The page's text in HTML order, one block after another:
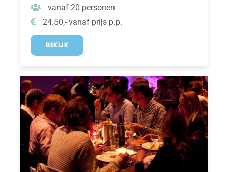
vanaf 20 personen
24.50,- vanaf prijs p.p.
BEKIJK